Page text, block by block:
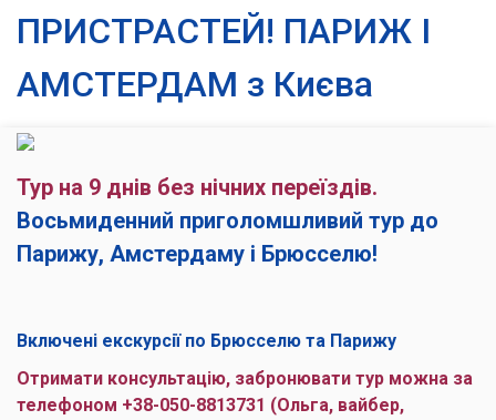
ПРИСТРАСТЕЙ! ПАРИЖ І
АМСТЕРДАМ з Києва
Тур на 9 днів без нічних переїздів.
Восьмиденний приголомшливий тур до
Парижу, Амстердаму і Брюсселю!
Включені екскурсії по Брюсселю та Парижу
Отримати консультацію, забронювати тур можна за
телефоном +38-050-8813731 (Ольга, вайбер,